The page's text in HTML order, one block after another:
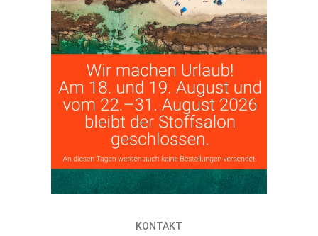
KONTAKT